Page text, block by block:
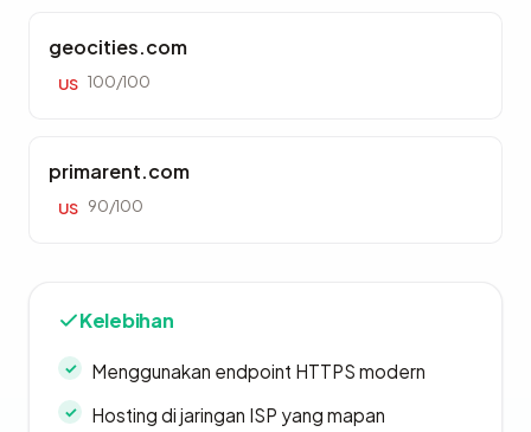
geocities.com
US 100/100
primarent.com
US 90/100
Kelebihan
Menggunakan endpoint HTTPS modern
Hosting di jaringan ISP yang mapan